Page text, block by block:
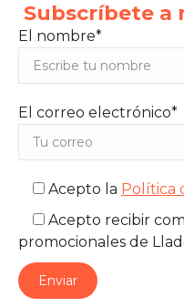
Subscríbete a
El nombre*
El correo electrónico*
Acepto la Política
Acepto recibir
promocionales de